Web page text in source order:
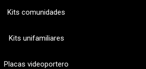
Kits comunidades
Kits unifamiliares
Placas videoportero